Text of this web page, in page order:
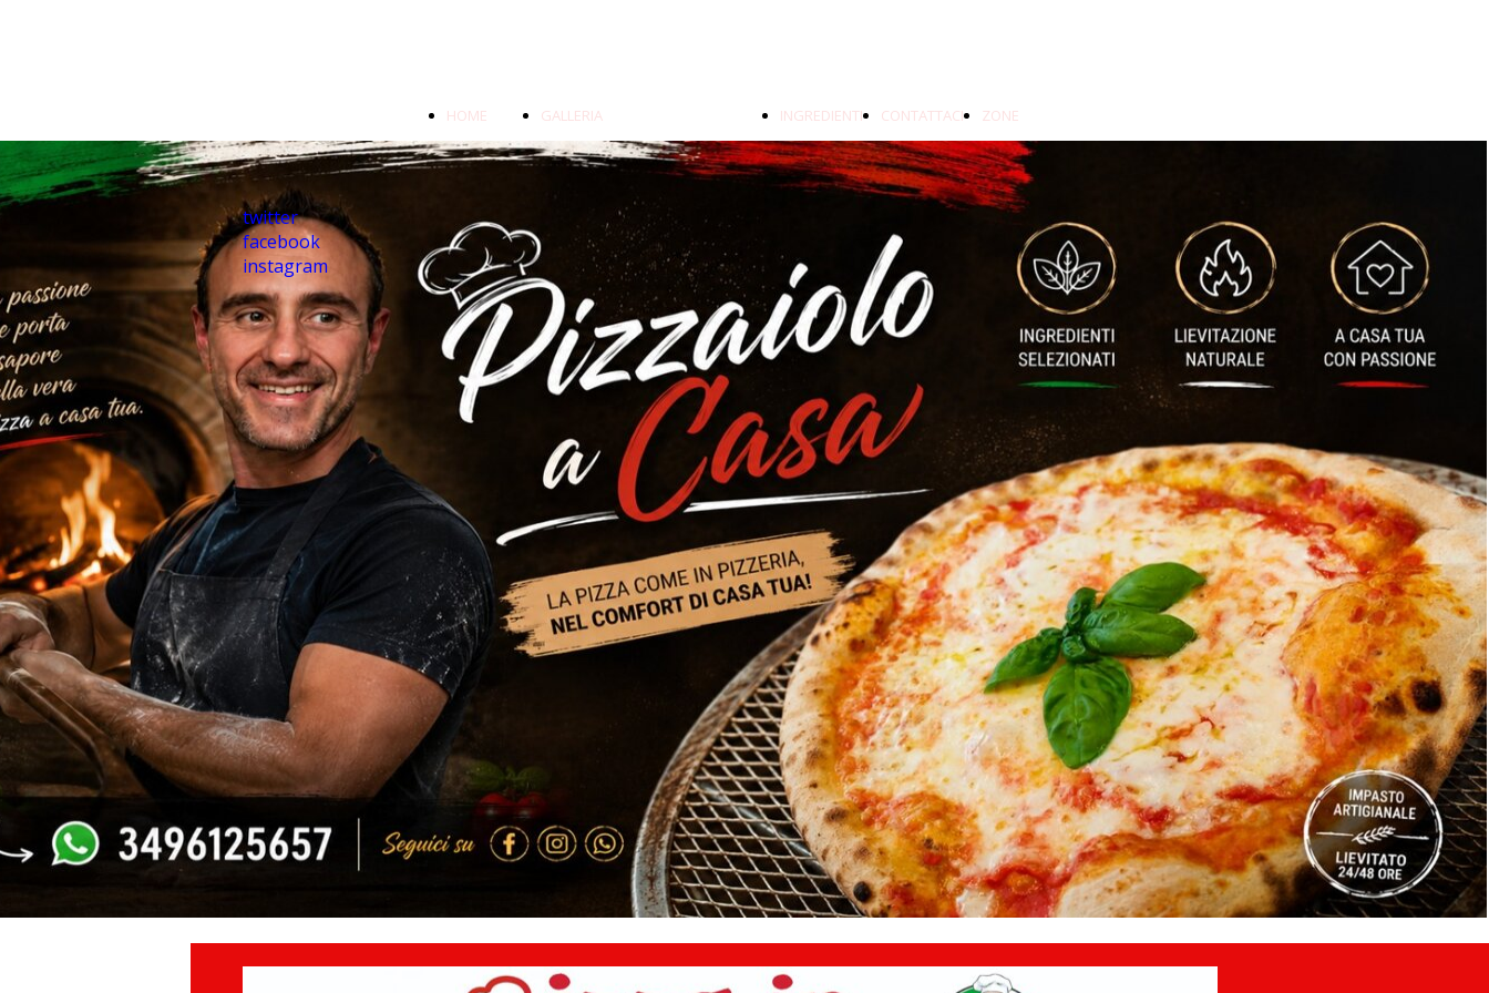
HOME
PAGE
GALLERIA
FRITTI PIZZE E IMPASTO
PANE E DOLCI
ALLESTIMENTO & STAFF
VIDEO
PASTA FRESCA
FOCACCIA AL
FORMAGGIO
PIZZA IN TEGLIA
INGREDIENTI CONTATTACI ZONE
SERVITE
twitter
facebook
instagram